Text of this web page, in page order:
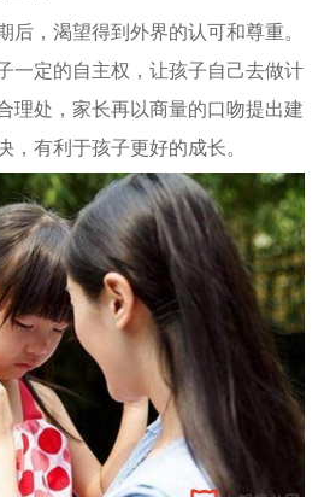
后，渴望得到外界的认可和尊重。
一定的自主权，让孩子自己去做计
理处，家长再以商量的口吻提出建
，有利于孩子更好的成长。